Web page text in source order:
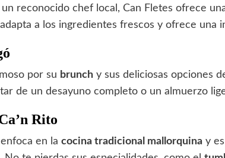
reconocido chef local, Can Fletes ofrece
a los ingredientes frescos y ofrece una
por su brunch y sus deliciosas opciones
de un desayuno completo o un almuerzo
Rito
en la cocina tradicional mallorquina y